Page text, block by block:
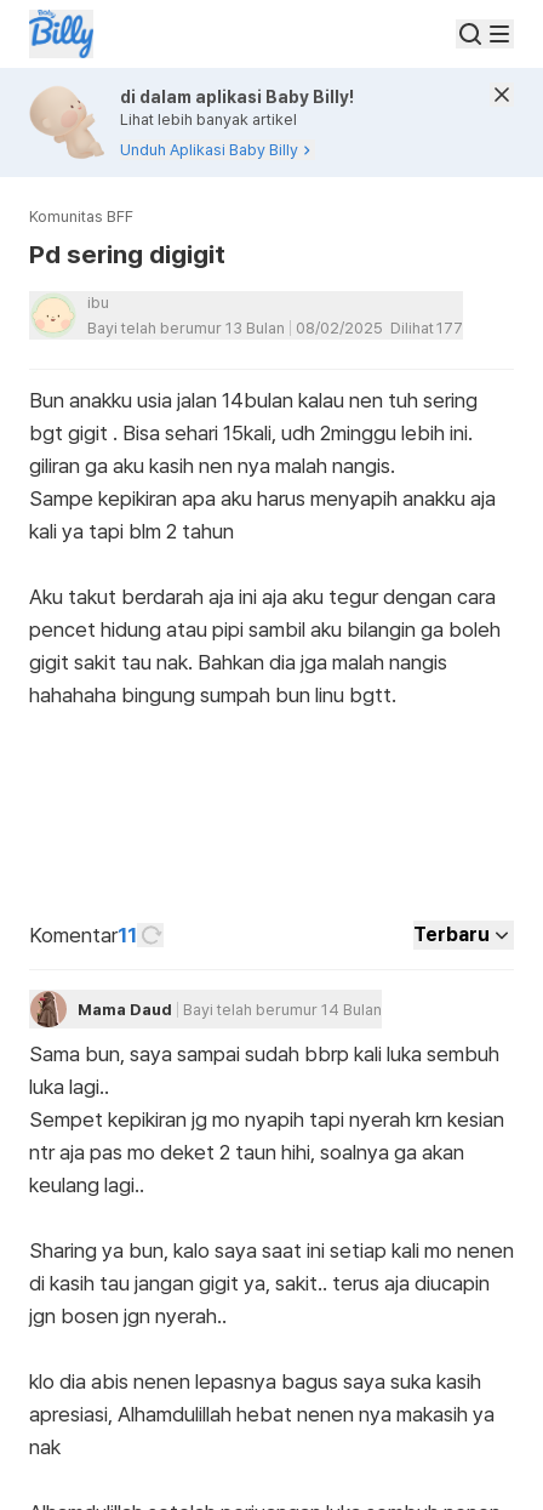
di dalam aplikasi Baby Billy!
Lihat lebih banyak artikel
Unduh Aplikasi Baby Billy
Komunitas BFF
Pd sering digigit
ibu
Bayi telah berumur 13 Bulan
08/02/2025 Dilihat177
Bun anakku usia jalan 14bulan kalau nen tuh sering
bgt gigit . Bisa sehari 15kali, udh 2minggu lebih ini.
giliran ga aku kasih nen nya malah nangis.
Sampe kepikiran apa aku harus menyapih anakku aja
kali ya tapi blm 2 tahun
Aku takut berdarah aja ini aja aku tegur dengan cara
pencet hidung atau pipi sambil aku bilangin ga boleh
gigit sakit tau nak. Bahkan dia jga malah nangis
hahahaha bingung sumpah bun linu bgtt.
Komentar11 Terbaru
Mama Daud Bayi telah berumur 14 Bulan
Sama bun, saya sampai sudah bbrp kali luka sembuh
luka lagi..
Sempet kepikiran jg mo nyapih tapi nyerah krn kesian
ntr aja pas mo deket 2 taun hihi, soalnya ga akan
keulang lagi..
Sharing ya bun, kalo saya saat ini setiap kali mo nenen
di kasih tau jangan gigit ya, sakit.. terus aja diucapin
jgn bosen jgn nyerah..
klo dia abis nenen lepasnya bagus saya suka kasih
apresiasi, Alhamdulillah hebat nenen nya makasih ya
nak